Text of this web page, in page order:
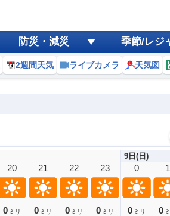
防災・減災 季節/レジ
2週間天気 ライブカメラ 天気図
20
0 ミリ
21
0 ミリ
22
0 ミリ
23
0 ミリ
9日(日)
0
0 ミリ
1
0